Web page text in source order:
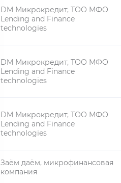
DM Микрокредит, ТОО МФО
Lending and Finance
technologies
DM Микрокредит, ТОО МФО
Lending and Finance
technologies
DM Микрокредит, ТОО МФО
Lending and Finance
technologies
Заём даём, микрофинансовая
компания